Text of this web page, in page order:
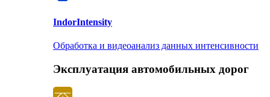
IndorIntensity
Обработка и видеоанализ данных интенсивности
Эксплуатация автомобильных дорог